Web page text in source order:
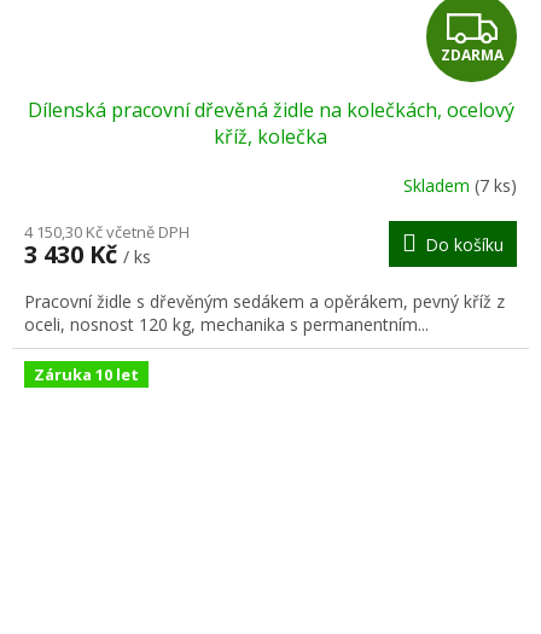
Z
D
A
R
M
A
ZDARMA
Dílenská pracovní dřevěná židle na kolečkách, ocelový
kříž, kolečka
Skladem (7 ks)
4 150,30 Kč včetně DPH
3 430 Kč / ks
Do košíku
Pracovní židle s dřevěným sedákem a opěrákem, pevný kříž z
oceli, nosnost 120 kg, mechanika s permanentním...
Záruka 10 let